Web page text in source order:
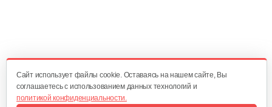
Cайт использует файлы cookie. Оставаясь на нашем сайте, Вы
соглашаетесь с использованием данных технологий и
политикой конфиденциальности.